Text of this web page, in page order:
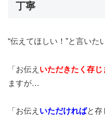
丁寧
“伝えてほしい！”と言いた
「お伝え いただきたく存じ
ますが…
「お伝え いただければと存